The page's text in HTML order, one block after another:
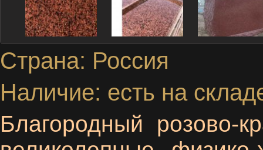
Страна: Россия
Наличие: есть на
Благородный розово-